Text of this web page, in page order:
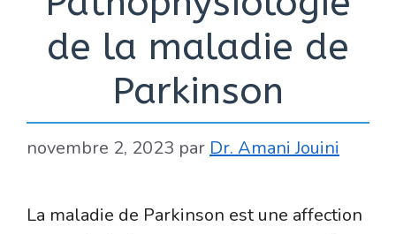
de la maladie de
Parkinson
novembre 2, 2023 par Dr. Amani Jouini
La maladie de Parkinson est une affection